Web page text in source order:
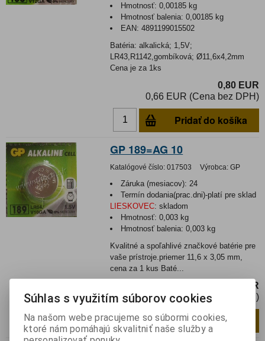
Hmotnosť:0,00185 kg
Hmotnosť balenia:0,00185 kg
EAN:4891199015502
Batéria: alkalická; 1,5V;
LR43,R1142,gombíková; Ø11,6x4,2mm
Cena je za 1ks
0,80 EUR
0,66 EUR (Cena bez DPH)
Pridať do košíka
GP 189=AG 10
Katalógové číslo: 017503 Výrobca: GP
Záruka (mesiacov): 24
Termín dodania(prac.dni)-platí pre sklad
LIESKOVEC: skladom
Hmotnosť:0,003 kg
Hmotnosť balenia:0,003 kg
Kvalitné a spoľahlivé značkové batérie pre
vaše prístroje.priemer 11,6 x 3,05 mm,
cena za 1 kus Baté...
0,79 EUR
0,65 EUR (Cena bez DPH)
ks Pridať do košíka
Súhlas s využitím súborov cookies
Na našom webe pracujeme so súbormi cookies,
ktoré nám pomáhajú skvalitniť naše služby a